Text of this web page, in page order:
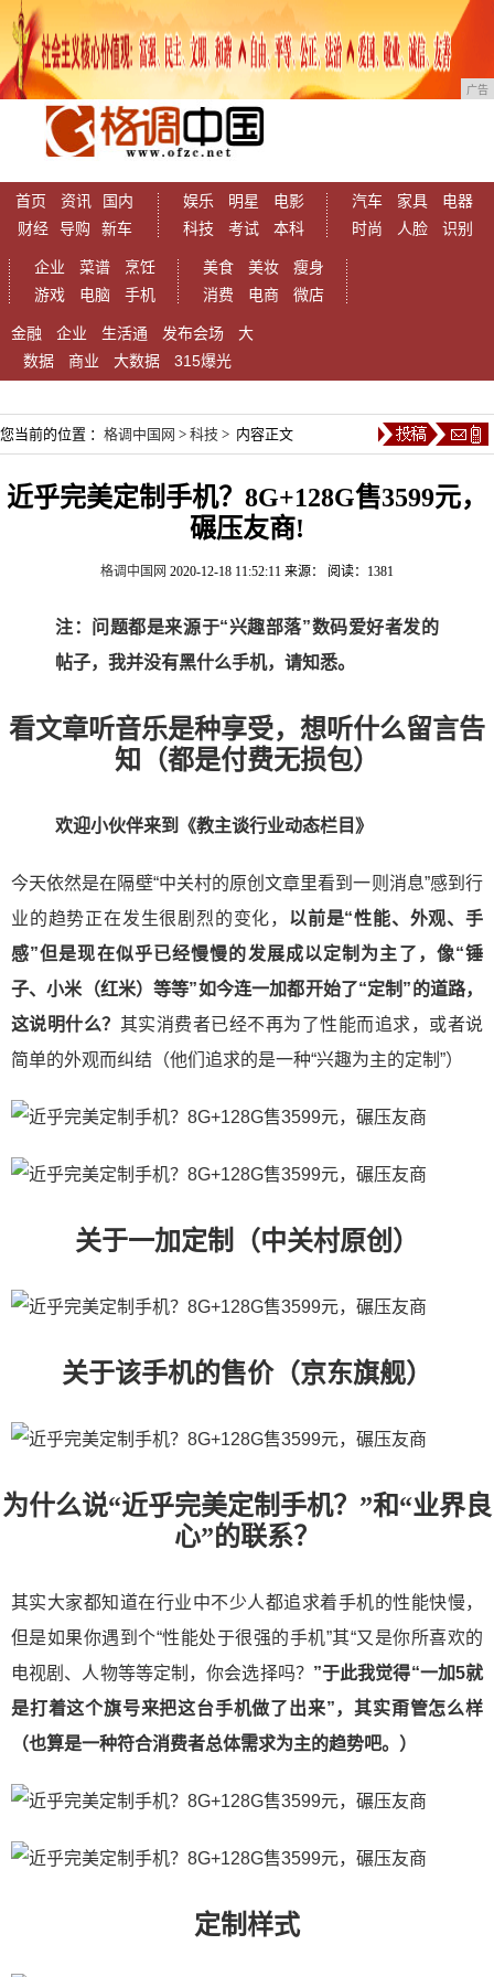
广告
首页 资讯
国内
财经
导购 新车
娱乐 明星
电影
科技
考试 本科
汽车 家具
电器
时尚
人脸 识别
企业 菜谱
烹饪
游戏
电脑 手机
美食 美妆
瘦身
消费
电商 微店
金融 企业 生活通 发布会场
大
数据
商业 大数据 315爆光
您当前的位置 ： 格调中国网 > 科技 > 内容正文
近乎完美定制手机？8G+128G售3599元，
碾压友商!
格调中国网 2020-12-18 11:52:11 来源： 阅读：1381
注：问题都是来源于“兴趣部落”数码爱好者发的
帖子，我并没有黑什么手机，请知悉。
看文章听音乐是种享受，想听什么留言告
知（都是付费无损包）
欢迎小伙伴来到《教主谈行业动态栏目》
今天依然是在隔壁“中关村的原创文章里看到一则消息”感到行
业的趋势正在发生很剧烈的变化， 以前是“性能、外观、手
感”但是现在似乎已经慢慢的发展成以定制为主了，像“锤
子、小米（红米）等等”如今连一加都开始了“定制”的道路，
这说明什么？ 其实消费者已经不再为了性能而追求，或者说
简单的外观而纠结（他们追求的是一种“兴趣为主的定制”）
关于一加定制（中关村原创）
关于该手机的售价（京东旗舰）
为什么说“近乎完美定制手机？”和“业界良
心”的联系？
其实大家都知道在行业中不少人都追求着手机的性能快慢，
但是如果你遇到个“性能处于很强的手机”其“又是你所喜欢的
电视剧、人物等等定制，你会选择吗？ ”于此我觉得“一加5就
是打着这个旗号来把这台手机做了出来”，其实甭管怎么样
（也算是一种符合消费者总体需求为主的趋势吧。）
定制样式